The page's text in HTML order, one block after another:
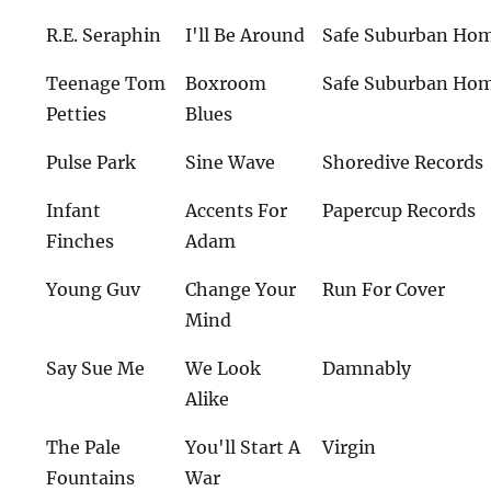
R.E. Seraphin I'll Be Around Safe Suburban
Teenage Tom
Petties
Boxroom
Blues
Safe Suburban
Pulse Park Sine Wave Shoredive Records
Infant
Finches
Accents For
Adam
Papercup Records
Young Guv
Change Your
Mind
Run For Cover
Say Sue Me
We Look
Alike
Damnably
The Pale
Fountains
You'll Start A
War
Virgin